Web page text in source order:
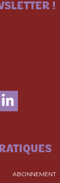
!
ABONNEMENT